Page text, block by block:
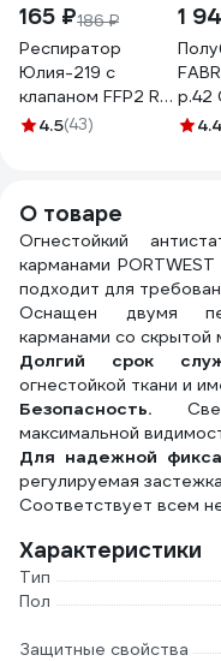
165 ₽186 ₽
Респиратор
Юлия-219 с
клапаном FFP2 RD
Респираторный
4.5(43)
1
р.42
4.4
О товаре
Огнестойкий
карманами
подходит для
Оснащен двумя
карманами со скрытой
Долгий срок
огнестойкой ткани и
Безопасность.
максимальной
Для надежной
регулируемая
Соответствует всем
Характеристики
Тип
Пол
Защитные свойства